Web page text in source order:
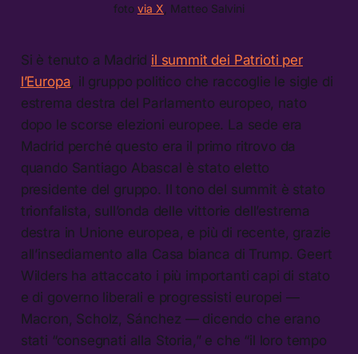
foto via X , Matteo Salvini
Si è tenuto a Madrid il summit dei Patrioti per
l’Europa , il gruppo politico che raccoglie le sigle di
estrema destra del Parlamento europeo, nato
dopo le scorse elezioni europee. La sede era
Madrid perché questo era il primo ritrovo da
quando Santiago Abascal è stato eletto
presidente del gruppo. Il tono del summit è stato
trionfalista, sull’onda delle vittorie dell’estrema
destra in Unione europea, e più di recente, grazie
all’insediamento alla Casa bianca di Trump. Geert
Wilders ha attaccato i più importanti capi di stato
e di governo liberali e progressisti europei —
Macron, Scholz, Sánchez — dicendo che erano
stati “consegnati alla Storia,” e che “il loro tempo